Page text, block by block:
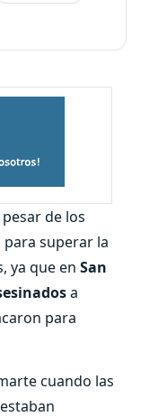
de los
superar la
ya que en San
a
para
cuando las